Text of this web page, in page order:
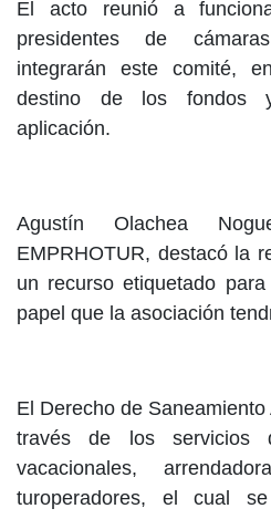
El acto reunió a
presidentes de
integrarán este comité,
destino de los fondos
aplicación.
Agustín Olachea
EMPRHOTUR, destacó la
un recurso etiquetado
papel que la asociación
El Derecho de
través de los servicios
vacacionales,
turoperadores, el cual